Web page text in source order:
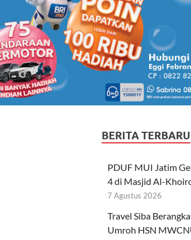
BERITA TERBARU
PDUF MUI Jatim
4 di Masjid Al-
7 Agustus 2026
Travel Siba
Umroh HSN